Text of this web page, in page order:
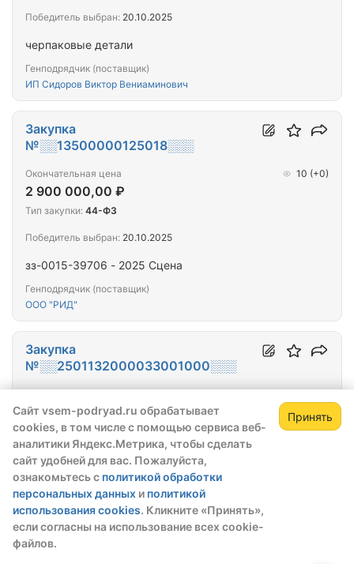
Сайт vsem-podryad.ru обрабатывает
cookies, в том числе с помощью сервиса веб-
аналитики Яндекс.Метрика, чтобы сделать
сайт удобней для вас. Пожалуйста,
ознакомьтесь с политикой обработки
персональных данных и политикой
использования cookies. Кликните «Принять»,
если согласны на использование всех cookie-
файлов.
Принять
черпаковые детали
Генподрядчик (поставщик)
ИП Сидоров Виктор Вениаминович
Победитель выбран: 20.10.2025
зз-0015-39706 - 2025 Сцена
Генподрядчик (поставщик)
ООО "РИД"
Закупка
№░░13500000125018░░░
Окончательная цена
2 900 000,00 ₽
10 (+0)
Тип закупки: 44-ФЗ
Победитель выбран: 20.10.2025
Поставка изделий медицинского назначения в
рамках реализации региональных проектов
модернизации первичного звена здравоохранения
(строительство поликлиники в г. Сарапул
Удмуртской Республики. БУЗ УР "Сарапульская ГБ
Генподрядчик (поставщик)
Закупка
№░░2501132000033001000░░░
163 000,00 ₽
Тип закупки: 44-ФЗ
Победитель выбран:26.09.2025
Зарегистрируйтесь,
чтобы открыть сведения о закупке
скрытые данные станут доступны после
регистрации или входа в профиль
Зарегистрироваться Войти